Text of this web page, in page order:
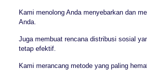
Kami menolong Anda menyebarkan dan
Anda.
Juga membuat rencana distribusi sosial
tetap efektif.
Kami merancang metode yang paling